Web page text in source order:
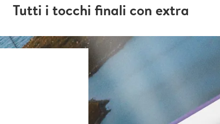
Tutti i tocchi finali con extra